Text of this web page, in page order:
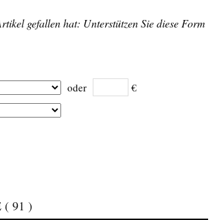
gefallen hat: Unterstützen Sie diese Form
oder €
( 91 )